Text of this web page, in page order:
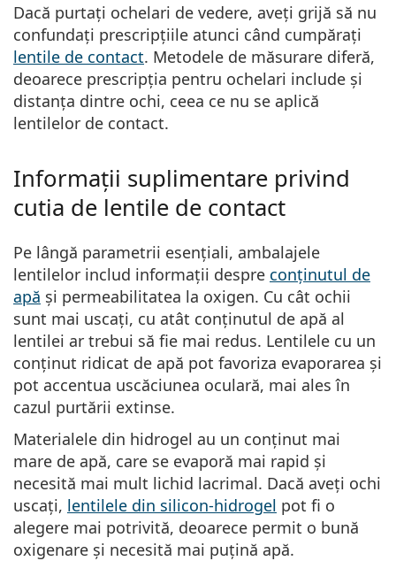
Dacă purtați ochelari de vedere, aveți grijă să nu
confundați prescripțiile atunci când cumpărați
lentile de contact. Metodele de măsurare diferă,
deoarece prescripția pentru ochelari include și
distanța dintre ochi, ceea ce nu se aplică
lentilelor de contact.
Informații suplimentare privind
cutia de lentile de contact
Pe lângă parametrii esențiali, ambalajele
lentilelor includ informații despre conținutul de
apă și permeabilitatea la oxigen. Cu cât ochii
sunt mai uscați, cu atât conținutul de apă al
lentilei ar trebui să fie mai redus. Lentilele cu un
conținut ridicat de apă pot favoriza evaporarea și
pot accentua uscăciunea oculară, mai ales în
cazul purtării extinse.
Materialele din hidrogel au un conținut mai
mare de apă, care se evaporă mai rapid și
necesită mai mult lichid lacrimal. Dacă aveți ochi
uscați, lentilele din silicon-hidrogel pot fi o
alegere mai potrivită, deoarece permit o bună
oxigenare și necesită mai puțină apă.